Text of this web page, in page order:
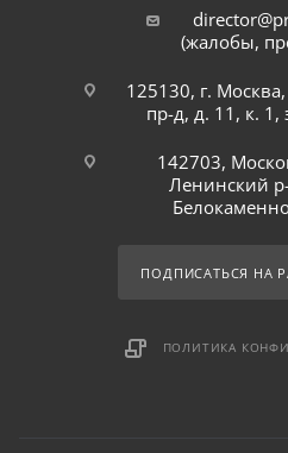
(жалобы,
125130, г.
пр-д, д. 11, к.
142703,
Ленинский
ПОДПИСАТЬСЯ НА
ПОЛИТИКА